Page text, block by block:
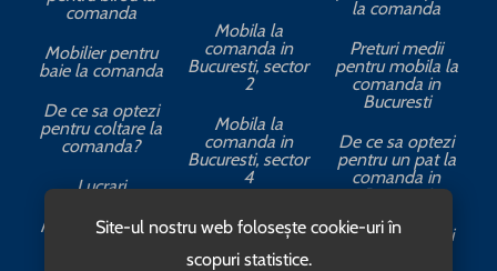
Site-ul nostru web folosește cookie-uri în
scopuri statistice.
comanda
Mobilier pentru
baie la comanda
De ce sa optezi
pentru coltare la
comanda?
Lucrari
Mobila din lemn
Mobila la
comanda in
Bucuresti, sector
2
Mobila la
comanda in
Bucuresti, sector
4
Avantajele
birourilor la
comanda
la comanda
Preturi medii
pentru mobila la
comanda in
Bucuresti
De ce sa optezi
pentru un pat la
comanda in
Bucuresti
De ce sa optezi